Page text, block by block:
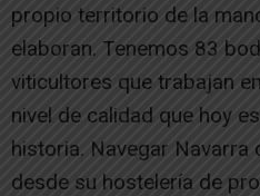
propio territorio de la
elaboran. Tenemos 83
viticultores que trabajan
nivel de calidad que hoy
historia. Navegar
desde su hostelería de